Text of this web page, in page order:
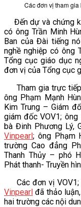
NGHIÊN CỨU
VĂN BẢN
THƯ VIỆN
Các đơn vị tham
Đến dự và chứng
có ông Trần Minh
Ban của Đài tiếng
nghề nghiệp có ông
Tổng cục giáo dục
đơn vị của Tổng cục
Tham gia trực tiếp
ông Phạm Mạnh
Kim Trung – Giám
giám đốc VOV1;
bà Đinh Phương Lý,
Vinpearl; ông Phạm
trường Cao đẳng
Thanh Thủy – phó
Phát thanh- Truyền
Các đơn vị VOV1;
Vinpearl đã thảo
hai trường các nội